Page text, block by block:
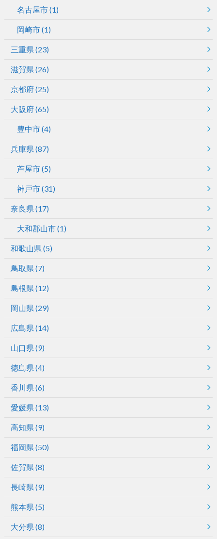
名古屋市(1)
岡崎市(1)
三重県 (23)
滋賀県 (26)
京都府(25)
大阪府(65)
豊中市(4)
兵庫県 (87)
芦屋市(5)
神戸市(31)
奈良県 (17)
大和郡山市(1)
和歌山県 (5)
鳥取県 (7)
島根県 (12)
岡山県 (29)
広島県 (14)
山口県 (9)
徳島県 (4)
香川県 (6)
愛媛県 (13)
高知県 (9)
福岡県 (50)
佐賀県 (8)
長崎県 (9)
熊本県 (5)
大分県 (8)